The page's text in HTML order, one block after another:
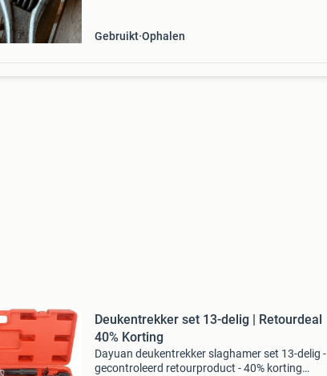
Gebruikt Ophalen
Deukentrekker set 13-delig | Retourdeal
40% Korting
Dayuan deukentrekker slaghamer set 13-delig -
gecontroleerd retourproduct - 40% korting